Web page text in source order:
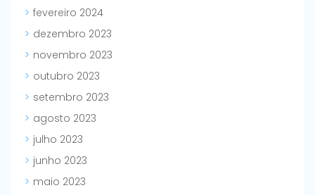
fevereiro 2024
dezembro 2023
novembro 2023
outubro 2023
setembro 2023
agosto 2023
julho 2023
junho 2023
maio 2023